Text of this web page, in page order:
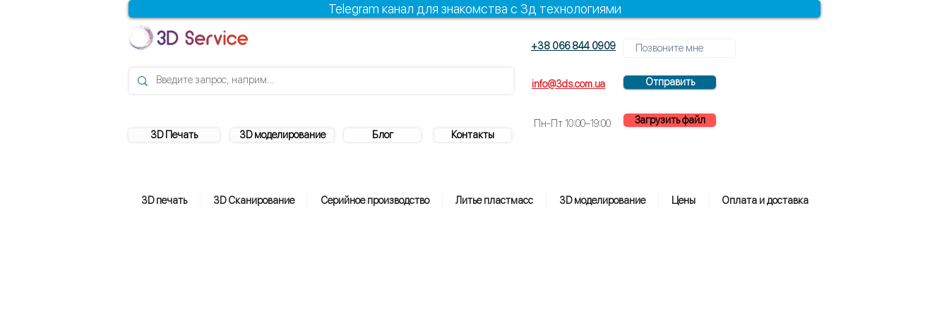
Telegram канал для знакомства с 3д технологиями
3D Печать 3D моделирование Блог Контакты
+38 066 844 0909
info@3ds.com.ua Отправить
Пн-Пт10:00–19:00 Загрузить файл
3D печать 3D Сканирование Серийное производство Литье пластмасс 3D моделирование Цены Оплата и доставка